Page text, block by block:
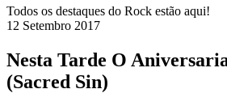
Todos os destaques do Rock estão aqui!
12 Setembro 2017
Nesta Tarde O
(Sacred Sin)